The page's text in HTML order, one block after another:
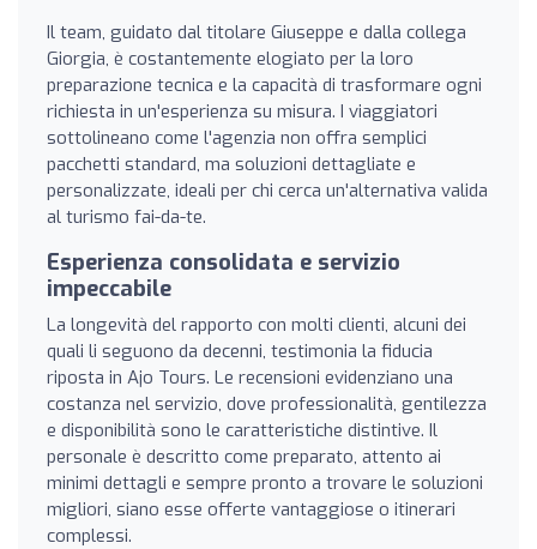
Il team, guidato dal titolare Giuseppe e dalla collega
Giorgia, è costantemente elogiato per la loro
preparazione tecnica e la capacità di trasformare ogni
richiesta in un'esperienza su misura. I viaggiatori
sottolineano come l'agenzia non offra semplici
pacchetti standard, ma soluzioni dettagliate e
personalizzate, ideali per chi cerca un'alternativa valida
al turismo fai-da-te.
Esperienza consolidata e servizio
impeccabile
La longevità del rapporto con molti clienti, alcuni dei
quali li seguono da decenni, testimonia la fiducia
riposta in Ajo Tours. Le recensioni evidenziano una
costanza nel servizio, dove professionalità, gentilezza
e disponibilità sono le caratteristiche distintive. Il
personale è descritto come preparato, attento ai
minimi dettagli e sempre pronto a trovare le soluzioni
migliori, siano esse offerte vantaggiose o itinerari
complessi.